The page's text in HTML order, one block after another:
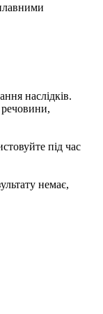
наслідків.
під час
немає,